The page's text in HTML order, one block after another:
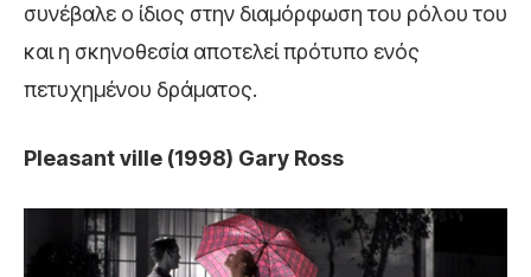
συνέβαλε ο ίδιος στην διαμόρφωση του ρόλου του
και η σκηνοθεσία αποτελεί πρότυπο ενός
πετυχημένου δράματος.
Pleasant ville (1998) Gary Ross